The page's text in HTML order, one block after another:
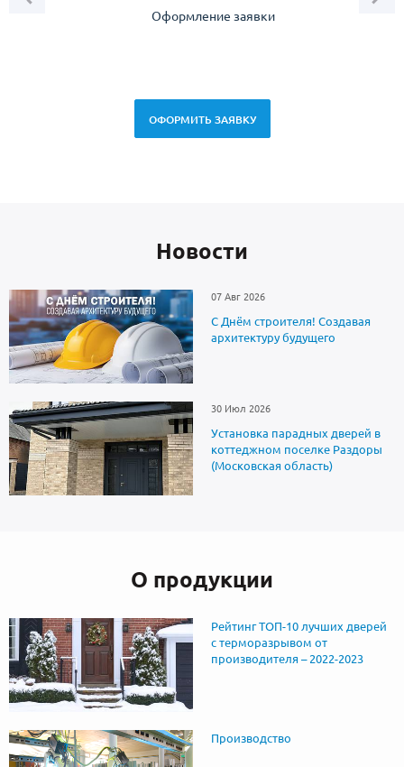
Оформление заявки
ОФОРМИТЬ ЗАЯВКУ
Новоcти
07 Авг 2026
С Днём строителя! Создавая
архитектуру будущего
30 Июл 2026
Установка парадных дверей в
коттеджном поселке Раздоры
(Московская область)
О продукции
Рейтинг ТОП-10 лучших дверей
с терморазрывом от
производителя – 2022-2023
Производство